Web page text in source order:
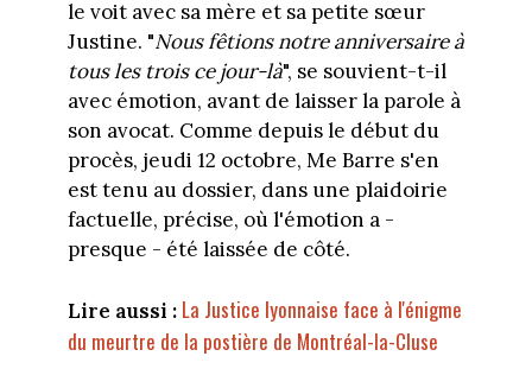
le voit avec sa mère et sa petite sœur
Justine. "Nous fêtions notre anniversaire à
tous les trois ce jour-là", se souvient-t-il
avec émotion, avant de laisser la parole à
son avocat. Comme depuis le début du
procès, jeudi 12 octobre, Me Barre s'en
est tenu au dossier, dans une plaidoirie
factuelle, précise, où l'émotion a -
presque - été laissée de côté.
Lire aussi : La Justice lyonnaise face à l'énigme
du meurtre de la postière de Montréal-la-Cluse